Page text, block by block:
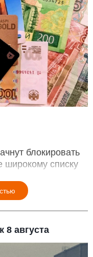
блокировать
списку
8 августа